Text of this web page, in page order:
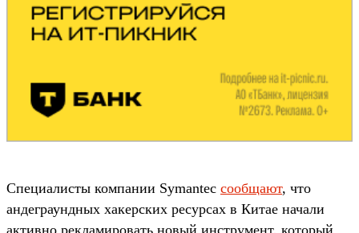
Специалисты компании Symantec сообщают, что
андеграундных хакерских ресурсах в Китае начали
активно рекламировать новый инструмент, который